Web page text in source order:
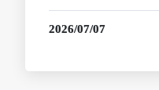
2026/07/07